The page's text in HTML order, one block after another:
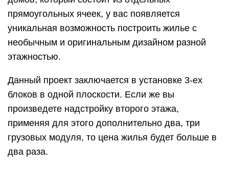
прямоугольных ячеек, у вас появляется
уникальная возможность построить жилье с
необычным и оригинальным дизайном разной
этажностью.
Данный проект заключается в установке 3-ех
блоков в одной плоскости. Если же вы
произведете надстройку второго этажа,
применяя для этого дополнительно два, три
грузовых модуля, то цена жилья будет больше в
два раза.